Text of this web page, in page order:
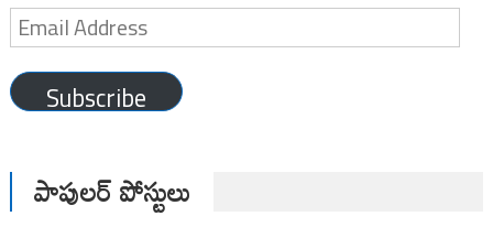
Email
Address
Subscribe
పాపులర్ పోస్టులు